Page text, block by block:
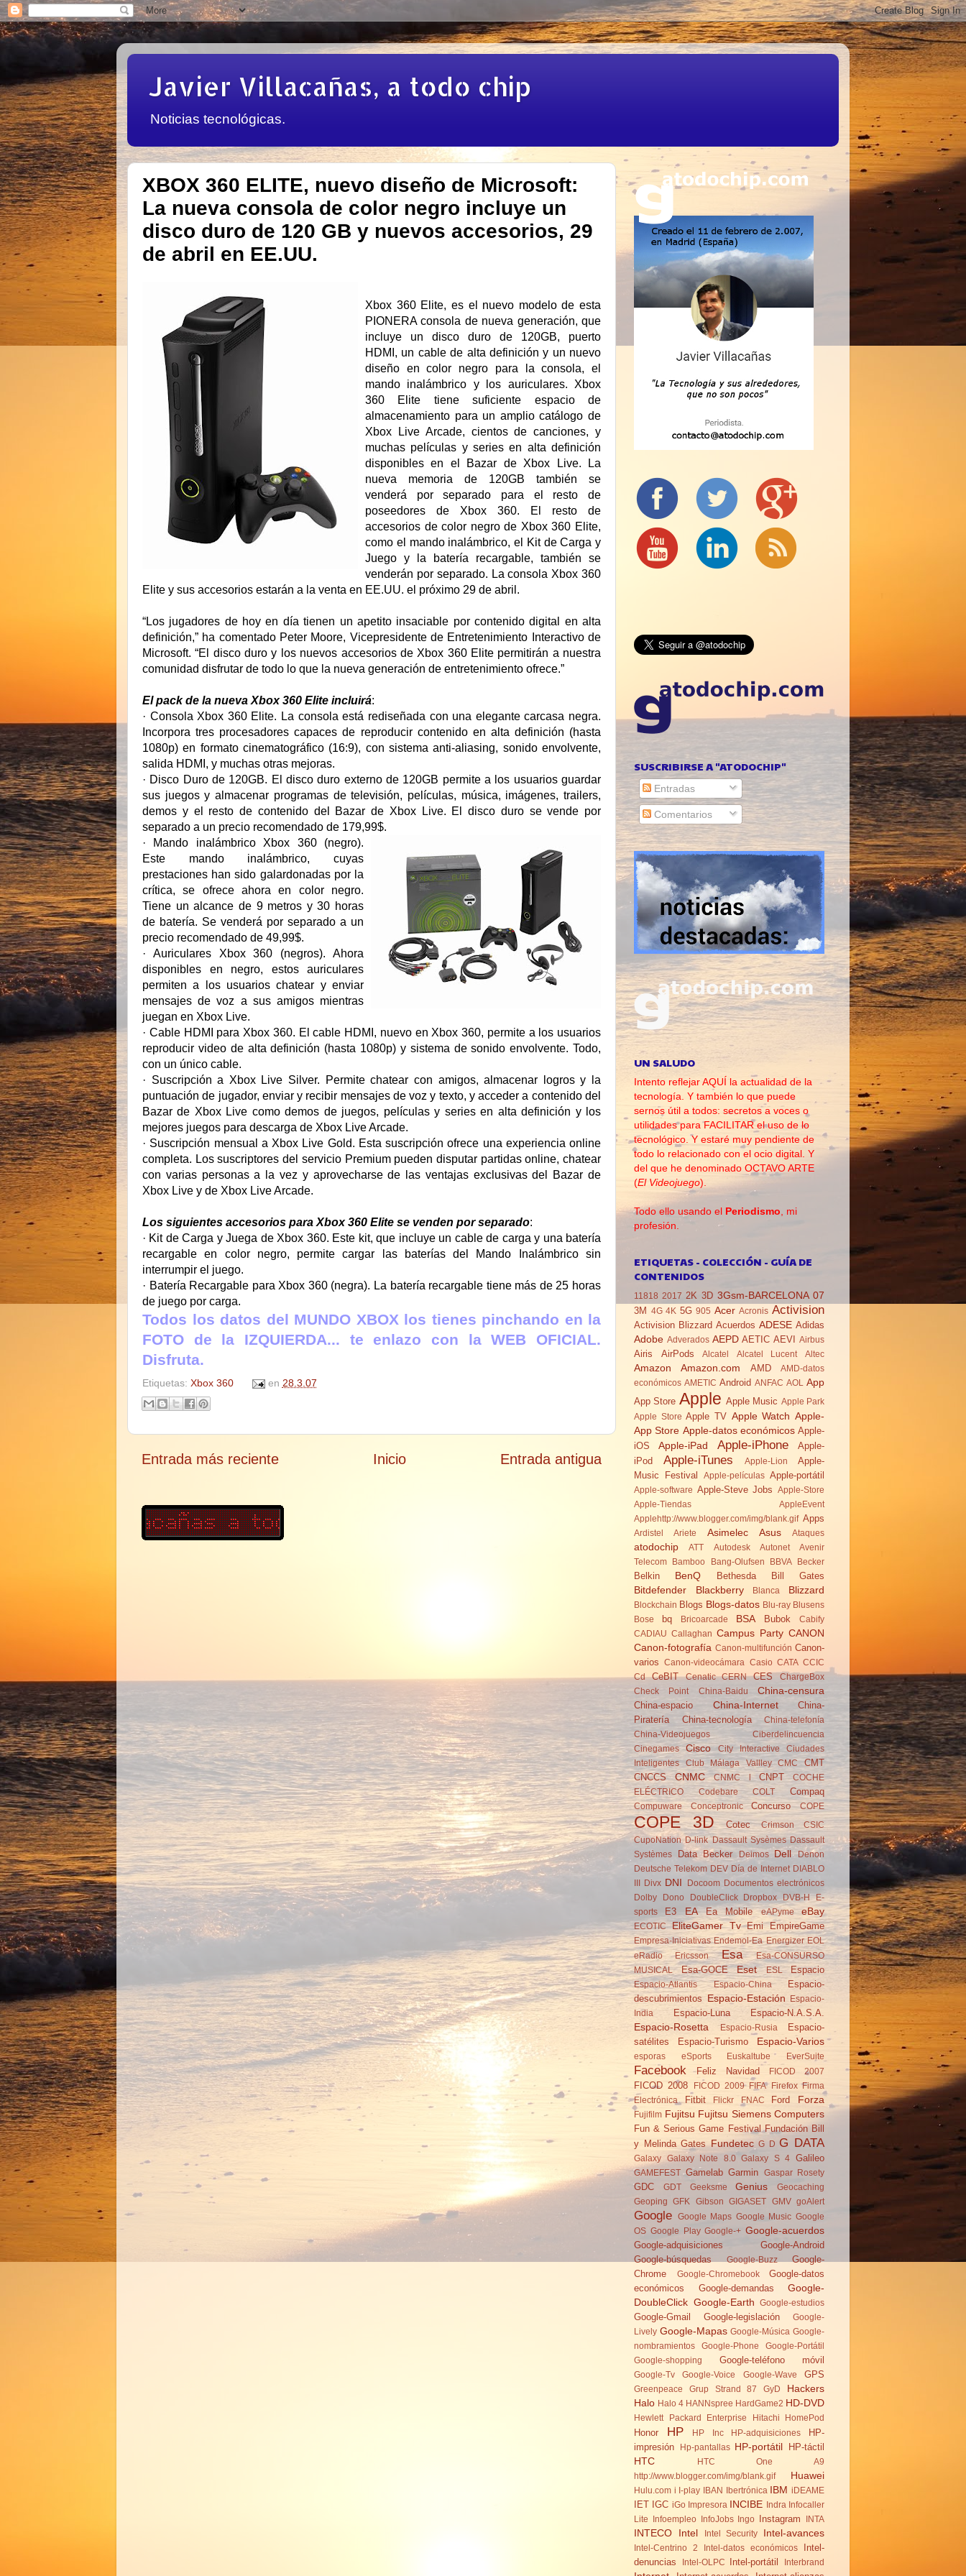
Javier Villacañas, a todo chip
Noticias tecnológicas.
XBOX 360 ELITE, nuevo diseño de Microsoft:
La nueva consola de color negro incluye un
disco duro de 120 GB y nuevos accesorios, 29
de abril en EE.UU.
Xbox 360 Elite, es el nuevo modelo de esta
PIONERA consola de nueva generación, que
incluye un disco duro de 120GB, puerto
HDMI, un cable de alta definición y un nuevo
diseño en color negro para la consola, el
mando inalámbrico y los auriculares. Xbox
360 Elite tiene suficiente espacio de
almacenamiento para un amplio catálogo de
Xbox Live Arcade, cientos de canciones, y
muchas películas y series en alta definición
disponibles en el Bazar de Xbox Live. La
nueva memoria de 120GB también se
venderá por separado para el resto de
poseedores de Xbox 360. El resto de
accesorios de color negro de Xbox 360 Elite,
como el mando inalámbrico, el Kit de Carga y
Juego y la batería recargable, también se
venderán por separado. La consola Xbox 360
Elite y sus accesorios estarán a la venta en EE.UU. el próximo 29 de abril.
“Los jugadores de hoy en día tienen un apetito insaciable por contenido digital en alta
definición,” ha comentado Peter Moore, Vicepresidente de Entretenimiento Interactivo de
Microsoft. “El disco duro y los nuevos accesorios de Xbox 360 Elite permitirán a nuestra
comunidad disfrutar de todo lo que la nueva generación de entretenimiento ofrece.”
El pack de la nueva Xbox 360 Elite incluirá:
· Consola Xbox 360 Elite. La consola está rediseñada con una elegante carcasa negra.
Incorpora tres procesadores capaces de reproducir contenido en alta definición (hasta
1080p) en formato cinematográfico (16:9), con sistema anti-aliasing, sonido envolvente,
salida HDMI, y muchas otras mejoras.
· Disco Duro de 120GB. El disco duro externo de 120GB permite a los usuarios guardar
sus juegos y almacenar programas de televisión, películas, música, imágenes, trailers,
demos y el resto de contenido del Bazar de Xbox Live. El disco duro se vende por
separado a un precio recomendado de 179,99$.
· Mando inalámbrico Xbox 360 (negro).
Este mando inalámbrico, cuyas
prestaciones han sido galardonadas por la
crítica, se ofrece ahora en color negro.
Tiene un alcance de 9 metros y 30 horas
de batería. Se venderá por separado a un
precio recomendado de 49,99$.
· Auriculares Xbox 360 (negros). Ahora
disponibles en negro, estos auriculares
permiten a los usuarios chatear y enviar
mensajes de voz a sus amigos mientras
juegan en Xbox Live.
· Cable HDMI para Xbox 360. El cable HDMI, nuevo en Xbox 360, permite a los usuarios
reproducir video de alta definición (hasta 1080p) y sistema de sonido envolvente. Todo,
con un único cable.
· Suscripción a Xbox Live Silver. Permite chatear con amigos, almacenar logros y la
puntuación de jugador, enviar y recibir mensajes de voz y texto, y acceder a contenido del
Bazar de Xbox Live como demos de juegos, películas y series en alta definición y los
mejores juegos para descarga de Xbox Live Arcade.
· Suscripción mensual a Xbox Live Gold. Esta suscripción ofrece una experiencia online
completa. Los suscriptores del servicio Premium pueden disputar partidas online, chatear
con varias personas a la vez y aprovecharse de las ventajas exclusivas del Bazar de
Xbox Live y de Xbox Live Arcade.
Los siguientes accesorios para Xbox 360 Elite se venden por separado:
· Kit de Carga y Juega de Xbox 360. Este kit, que incluye un cable de carga y una batería
recargable en color negro, permite cargar las baterías del Mando Inalámbrico sin
interrumpir el juego.
· Batería Recargable para Xbox 360 (negra). La batería recargable tiene más de 25 horas
de juego por carga.
Todos los datos del MUNDO XBOX los tienes pinchando en la
FOTO de la IZQUIERDA... te enlazo con la WEB OFICIAL.
Disfruta.
Etiquetas: Xbox 360 en 28.3.07
Entrada más reciente Entrada antigua
Inicio
SUSCRIBIRSE A "ATODOCHIP"
Entradas
Comentarios
UN SALUDO
Intento reflejar AQUÍ la actualidad de la
tecnología. Y también lo que puede
sernos útil a todos: secretos a voces o
utilidades para FACILITAR el uso de lo
tecnológico. Y estaré muy pendiente de
todo lo relacionado con el ocio digital. Y
del que he denominado OCTAVO ARTE
(El Videojuego).
Todo ello usando el Periodismo , mi
profesión.
ETIQUETAS - COLECCIÓN - GUÍA DE
CONTENIDOS
11818 2017 2K 3D 3Gsm-BARCELONA 07
3M 4G 4K 5G 905 Acer Acronis Activision
Activision Blizzard Acuerdos ADESE Adidas
Adobe Adverados AEPD AETIC AEVI Airbus
Airis AirPods Alcatel Alcatel Lucent Altec
Amazon Amazon.com AMD
AMD-datos
económicos AMETIC Android ANFAC AOL App
App Store Apple Apple Music Apple Park
Apple Store Apple TV Apple Watch Apple-
App Store Apple-datos económicos Apple-
iOS
Apple-iPad Apple-iPhone
Apple-
iPod
Apple-iTunes Apple-Lion
Apple-
Music Festival
Apple-películas Apple-portátil
Apple-software Apple-Steve Jobs
Apple-Store
Apple-Tiendas
AppleEvent
Applehttp://www.blogger.com/img/blank.gif Apps
Ardistel Ariete Asimelec Asus Ataques
atodochip ATT Autodesk Autonet
Avenir
Telecom
Bamboo Bang-Olufsen BBVA Becker
Belkin BenQ Bethesda Bill Gates
Bitdefender Blackberry Blanca Blizzard
Blockchain Blogs Blogs-datos Blu-ray Blusens
Bose
bq Brico­arcade BSA Bubok
Cabify
CADIAU Callaghan Campus Party CANON
Canon-fotografía Canon-multifunción Canon-
varios
Canon-videocámara Casio CATA CCIC
Cd
CeBIT Cenatic CERN CES
ChargeBox
Check Point
China-Baidu China-censura
China-espacio China-Internet
China-
Piratería
China-tecnología
China-telefonía
China-Videojuegos
Ciberdelincuencia
Cinegames
Cisco City Interactive
Ciudades
Inteligentes
Club Málaga Vallley CMC
CMT
CNCCS
CNMC CNMC l CNPT
COCHE
ELÉCTRICO
Codebare COLT Compaq
Compuware Conceptronic Concurso COPE
COPE 3D Cotec Crimson
CSIC
CupoNation D-link Dassault Sysèmes Dassault
Systèmes
Data Becker Deimos Dell
Denon
Deutsche Telekom DEV Día de Internet DIABLO
Divx DNI Docoom
Documentos electrónicos
Dolby
Dono DoubleClick Dropbox DVB-H
E-
sports
E3 EA Ea Mobile eAPyme eBay
ECOTIC EliteGamer Tv Emi EmpireGame
Empresa-Iniciativas Endemol-Ea Energizer EOL
eRadio
Ericsson Esa
Esa-CONSURSO
MUSICAL
Esa-GOCE Eset ESL Espacio
Espacio-Atlantis Espacio-China
Espacio-
descubrimientos Espacio-Estación
Espacio-
India
Espacio-Luna Espacio-N.A.S.A.
Espacio-Rosetta Espacio-Rusia
Espacio-
satélites
Espacio-Turismo Espacio-Varios
esporas eSports Euskaltube EverSuite
Facebook Feliz Navidad FICOD 2007
FICOD 2008 FICOD 2009 FIFA Firefox Firma
Electrónica
Fitbit Flickr FNAC Ford Forza
Fujifilm Fujitsu Fujitsu Siemens Computers
Fun & Serious Game Festival Fundación Bill
y Melinda Gates Fundetec G D G DATA
Galaxy Galaxy Note 8.0 Galaxy S 4 Galileo
GAMEFEST Gamelab Garmin Gaspar Rosety
GDC GDT Geeksme Genius
Geocaching
Geoping
GFK Gibson GIGASET GMV goAlert
Google Google Maps Google Music Google
OS Google Play Google-+ Google-acuerdos
Google-adquisiciones
Google-Android
Google-búsquedas
Google-Buzz
Google-
Chrome
Google-Chromebook
Google-datos
económicos
Google-demandas
Google-
DoubleClick Google-Earth Google-estudios
Google-Gmail Google-legislación
Google-
Lively Google-Mapas Google-Música Google-
nombramientos
Google-Phone
Google-Portátil
Google-shopping
Google-teléfono móvil
Google-Tv Google-Voice Google-Wave GPS
Greenpeace Grup Strand 87 GyD
Hackers
Halo Halo 4 HANNspree HardGame2 HD-DVD
Hewlett Packard Enterprise Hitachi HomePod
Honor HP HP Inc HP-adquisiciones
HP-
impresión
Hp-pantallas HP-portátil HP-táctil
HTC
HTC One A9
http://www.blogger.com/img/blank.gif
Huawei
Hulu.com i I-play IBAN Ibertrónica IBM iDEAME
IET IGC iGo Impresora INCIBE Indra Infocaller
Lite
Infoempleo InfoJobs Ingo Instagram INTA
INTECO Intel Intel Security Intel-avances
Intel-Centrino 2 Intel-datos económicos
Intel-
denuncias
Intel-OLPC Intel-portátil Interbrand